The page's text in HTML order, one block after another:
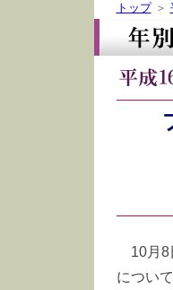
トップ＞
10月
につい